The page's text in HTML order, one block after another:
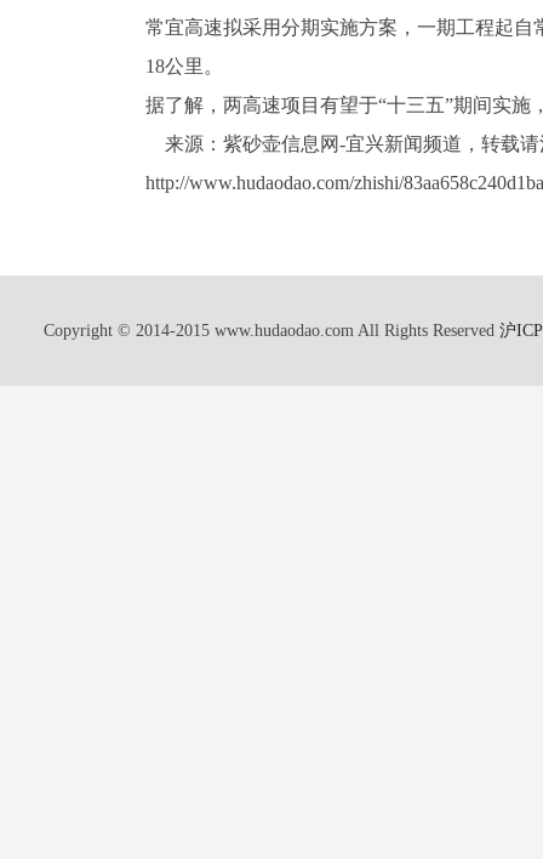
常宜高速拟采用分期实施方案，一期工程起
18公里。
据了解，两高速项目有望于“十三五”期间实
来源：紫砂壶信息网-宜兴新闻频道，转载
http://www.hudaodao.com/zhishi/
Copyright © 2014-2015 www.hudaodao.com All Rights Reserved 沪